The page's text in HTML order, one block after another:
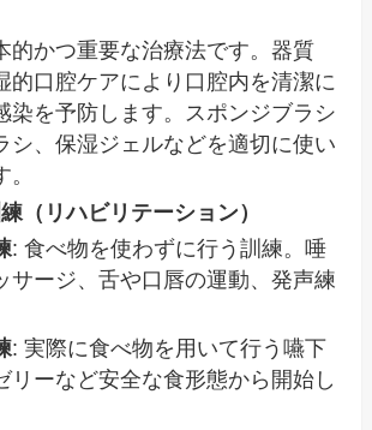
的かつ重要な治療法です。器質
的口腔ケアにより口腔内を清潔に
染を予防します。スポンジブラシ
シ、保湿ジェルなどを適切に使い
（リハビリテーション）
: 食べ物を使わずに行う訓練。唾
サージ、舌や口唇の運動、発声練
: 実際に食べ物を用いて行う嚥下
リーなど安全な食形態から開始し